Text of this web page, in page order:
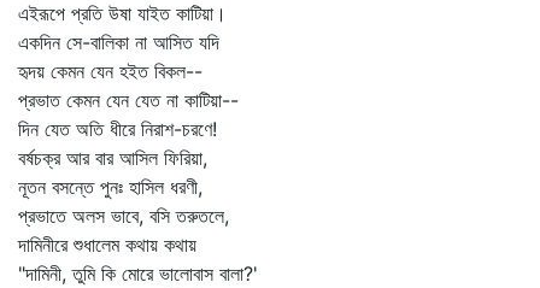
এইরূপে প্রতি উষা যাইত কাটিয়া।
একদিন সে-বালিকা না আসিত যদি
হৃদয় কেমন যেন হইত বিকল--
প্রভাত কেমন যেন যেত না কাটিয়া--
দিন যেত অতি ধীরে নিরাশ-চরণে!
বর্ষচক্র আর বার আসিল ফিরিয়া,
নূতন বসন্তে পুনঃ হাসিল ধরণী,
প্রভাতে অলস ভাবে, বসি তরুতলে,
দামিনীরে শুধালেম কথায় কথায়
"দামিনী, তুমি কি মোরে ভালোবাস বালা?'